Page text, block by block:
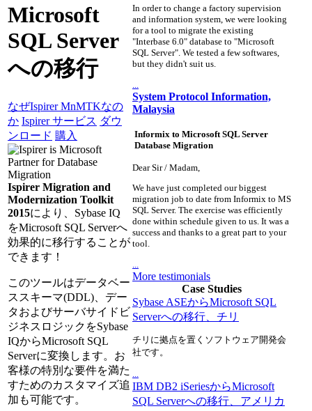
Microsoft
SQL Server
への移行
なぜIspirer MnMTKなの
か Ispirer サービス ダウ
ンロード 購入
Ispirer Migration and
Modernization Toolkit
2015により、Sybase IQ
をMicrosoft SQL Serverへ
効果的に移行することが
できます！
このツールはデータベー
ススキーマ(DDL)、デー
タおよびサーバサイドビ
ジネスロジックをSybase
IQからMicrosoft SQL
Serverに変換します。お
客様の特別な要件を満た
すためのカスタマイズ追
加も可能です。
In order to change a factory supervision
and information system, we were looking
for a tool to migrate the existing
"Interbase 6.0" database to "Microsoft
SQL Server". We tested a few softwares,
but they didn't suit us.
System Protocol Information,
Malaysia
Informix to Microsoft SQL Server
Database Migration
Dear Sir / Madam,
We have just completed our biggest
migration job to date from Informix to MS
SQL Server. The exercise was efficiently
done within schedule given to us. It was a
success and thanks to a great part to your
tool.
More testimonials
Case Studies
Sybase ASEからMicrosoft SQL
Serverへの移行、チリ
チリに拠点を置くソフトウェア開発会
社です。
IBM DB2 iSeriesからMicrosoft
SQL Serverへの移行、アメリカ